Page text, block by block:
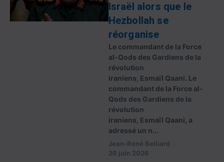
Israël alors que le
Hezbollah se
réorganise
Le commandant de la Force
al-Qods des Gardiens de la
révolution
iraniens, Esmaïl Qaani. Le
commandant de la Force al-
Qods des Gardiens de la
révolution
iraniens, Esmaïl Qaani, a
adressé un n...
Jean-René Belliard
26 juin 2026